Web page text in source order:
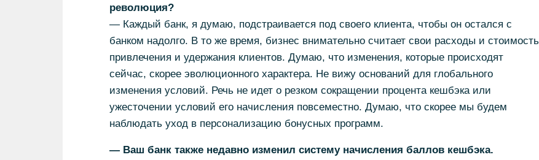
революция?
— Каждый банк, я думаю, подстраивается под своего клиента, чтобы он остался с
банком надолго. В то же время, бизнес внимательно считает свои расходы и стоимость
привлечения и удержания клиентов. Думаю, что изменения, которые происходят
сейчас, скорее эволюционного характера. Не вижу оснований для глобального
изменения условий. Речь не идет о резком сокращении процента кешбэка или
ужесточении условий его начисления повсеместно. Думаю, что скорее мы будем
наблюдать уход в персонализацию бонусных программ.
— Ваш банк также недавно изменил систему начисления баллов кешбэка.